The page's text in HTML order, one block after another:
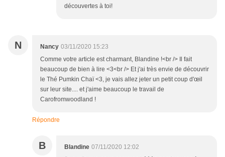
découvertes à toi!
N Nancy 03/11/2020 15:23
Comme votre article est charmant, Blandine !<br /> Il fait
beaucoup de bien à lire <3<br /> Et j'ai très envie de découvrir
le Thé Pumkin Chaï <3, je vais allez jeter un petit coup d'œil
sur leur site.... et j'aime beaucoup le travail de
Carofromwoodland !
Répondre
B Blandine 07/11/2020 12:02